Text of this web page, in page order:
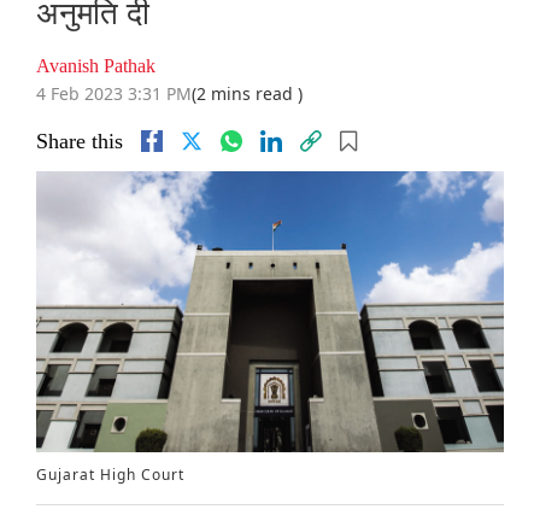
अनुमति दी
Avanish Pathak
4 Feb 2023 3:31 PM(2 mins read )
Share this
Gujarat High Court